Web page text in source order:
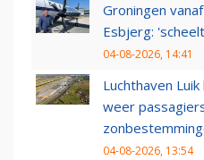
Groningen
Esbjerg:
04-08-2026, 14:41
Luchthaven
weer
04-08-2026, 13:54